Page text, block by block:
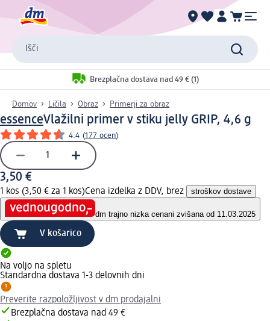
Išči
Brezplačna dostava nad 49 € (1)
Domov Ličila Obraz Primerji za obraz
essenceVlažilni primer v stiku jelly GRIP, 4,6 g
4.4 (177 ocen)
3,50 €
1 kos (3,50 € za 1 kos)Cena izdelka z DDV, brez stroškov dostave
dm trajno nizka cenani zvišana od 11.03.2025
V košarico
Na voljo na spletu
Standardna dostava 1-3 delovnih dni
Preverite razpoložljivost v dm prodajalni
Brezplačna dostava nad 49 €